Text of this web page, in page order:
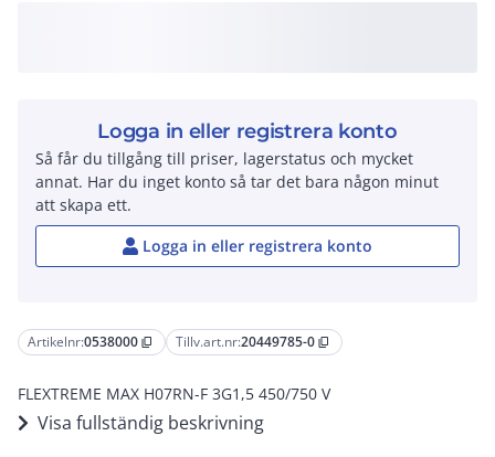
Artikelnr:0538000 content_copy Tillv.art.nr:20449785-0 content_copy
FLEXTREME MAX H07RN-F 3G1,5 450/750 V
Visa fullständig beskrivning
Logga in eller registrera konto
Så får du tillgång till priser, lagerstatus och mycket
annat. Har du inget konto så tar det bara någon minut
att skapa ett.
Logga in eller registrera konto